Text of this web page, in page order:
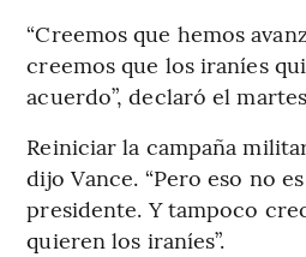
“Creemos que hemos
creemos que los iraníes
acuerdo”, declaró el
Reiniciar la campaña
dijo Vance. “Pero eso no
presidente. Y tampoco
quieren los iraníes”.